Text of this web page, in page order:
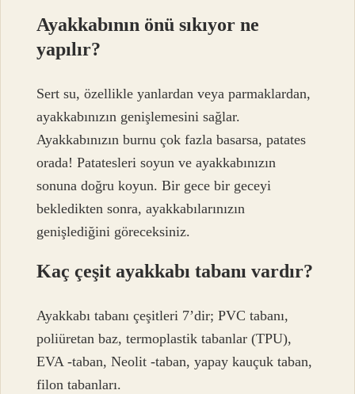
Ayakkabının önü sıkıyor ne
yapılır?
Sert su, özellikle yanlardan veya parmaklardan,
ayakkabınızın genişlemesini sağlar.
Ayakkabınızın burnu çok fazla basarsa, patates
orada! Patatesleri soyun ve ayakkabınızın
sonuna doğru koyun. Bir gece bir geceyi
bekledikten sonra, ayakkabılarınızın
genişlediğini göreceksiniz.
Kaç çeşit ayakkabı tabanı vardır?
Ayakkabı tabanı çeşitleri 7’dir; PVC tabanı,
poliüretan baz, termoplastik tabanlar (TPU),
EVA -taban, Neolit ​​-taban, yapay kauçuk taban,
filon tabanları.